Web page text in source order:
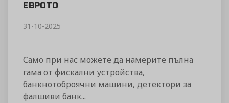
ЕВРОТО
31-10-2025
Само при нас можете да намерите пълна
гама от фискални устройства,
банкнотоброячни машини, детектори за
фалшиви банк...